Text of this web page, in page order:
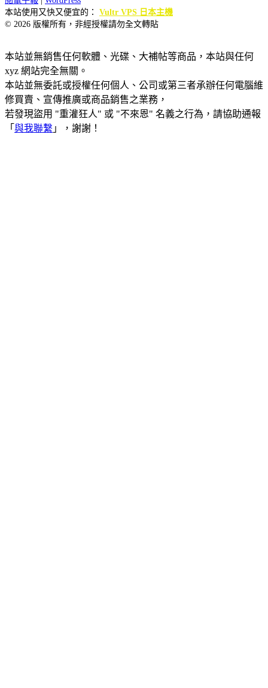
本站使用又快又便宜的： Vultr VPS 日本主機
© 2026 版權所有，非經授權請勿全文轉貼
本站並無銷售任何軟體、光碟、大補帖等商品，本站與任何
xyz 網站完全無關。
本站並無委託或授權任何個人、公司或第三者承辦任何電腦維
修買賣、宣傳推廣或商品銷售之業務，
若發現盜用 "重灌狂人" 或 "不來恩" 名義之行為，請協助通報
「 與我聯繫 」，謝謝！